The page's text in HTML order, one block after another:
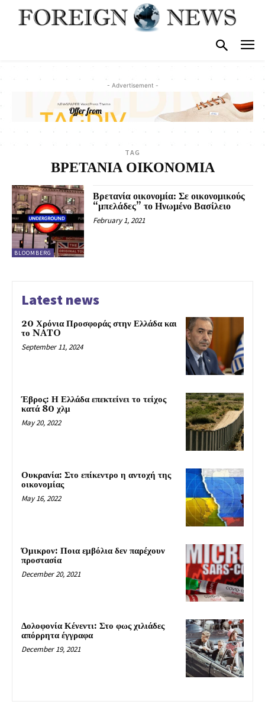
- Advertisement -
TAG
ΒΡΕΤΑΝΙΑ ΟΙΚΟΝΟΜΙΑ
BLOOMBERG
Βρετανία οικονομία: Σε οικονομικούς
“μπελάδες” το Ηνωμένο Βασίλειο
February 1, 2021
Latest news
20 Χρόνια Προσφοράς στην Ελλάδα και
το NATO
September 11, 2024
Έβρος: Η Ελλάδα επεκτείνει το τείχος
κατά 80 χλμ
May 20, 2022
Ουκρανία: Στο επίκεντρο η αντοχή της
οικονομίας
May 16, 2022
Όμικρον: Ποια εμβόλια δεν παρέχουν
προστασία
December 20, 2021
Δολοφονία Κένεντι: Στο φως χιλιάδες
απόρρητα έγγραφα
December 19, 2021